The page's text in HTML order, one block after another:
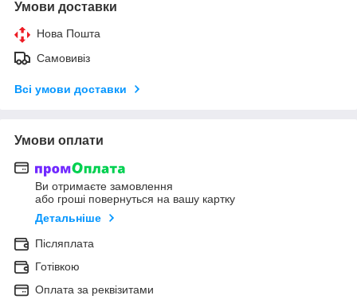
Умови доставки
Нова Пошта
Самовивіз
Всі умови доставки
Умови оплати
Ви отримаєте замовлення
або гроші повернуться на вашу картку
Детальніше
Післяплата
Готівкою
Оплата за реквізитами